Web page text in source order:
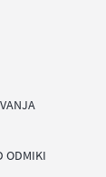
ODMIKI